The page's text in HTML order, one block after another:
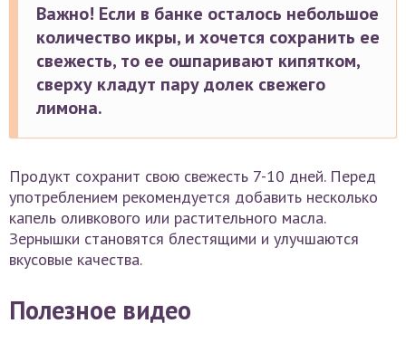
Важно! Если в банке осталось небольшое
количество икры, и хочется сохранить ее
свежесть, то ее ошпаривают кипятком,
сверху кладут пару долек свежего
лимона.
Продукт сохранит свою свежесть 7-10 дней. Перед
употреблением рекомендуется добавить несколько
капель оливкового или растительного масла.
Зернышки становятся блестящими и улучшаются
вкусовые качества.
Полезное видео